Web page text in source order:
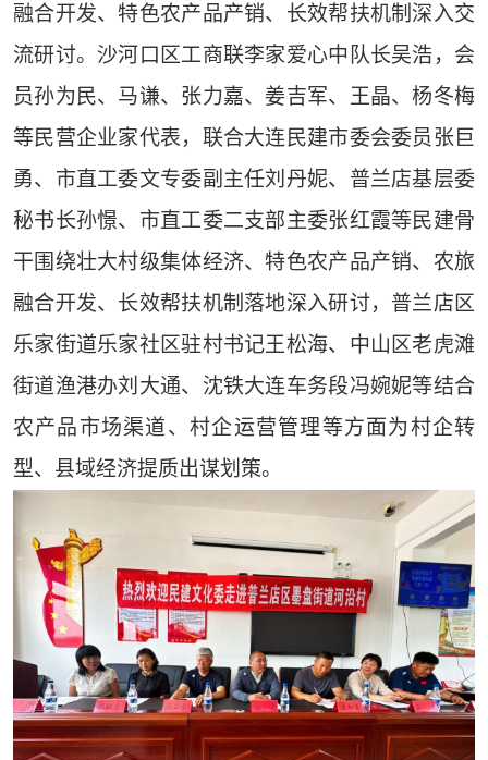
融合开发、特色农产品产销、长效帮扶机制深入交
流研讨。沙河口区工商联李家爱心中队长吴浩，会
员孙为民、马谦、张力嘉、姜吉军、王晶、杨冬梅
等民营企业家代表，联合大连民建市委会委员张巨
勇、市直工委文专委副主任刘丹妮、普兰店基层委
秘书长孙憬、市直工委二支部主委张红霞等民建骨
干围绕壮大村级集体经济、特色农产品产销、农旅
融合开发、长效帮扶机制落地深入研讨，普兰店区
乐家街道乐家社区驻村书记王松海、中山区老虎滩
街道渔港办刘大通、沈铁大连车务段冯婉妮等结合
农产品市场渠道、村企运营管理等方面为村企转
型、县域经济提质出谋划策。